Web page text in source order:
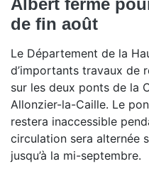
Albert fermé
de fin août
Le Département de la
d’importants travaux de
sur les deux ponts de la
Allonzier-la-Caille. Le
restera inaccessible
circulation sera alternée
jusqu’à la mi-septembre.